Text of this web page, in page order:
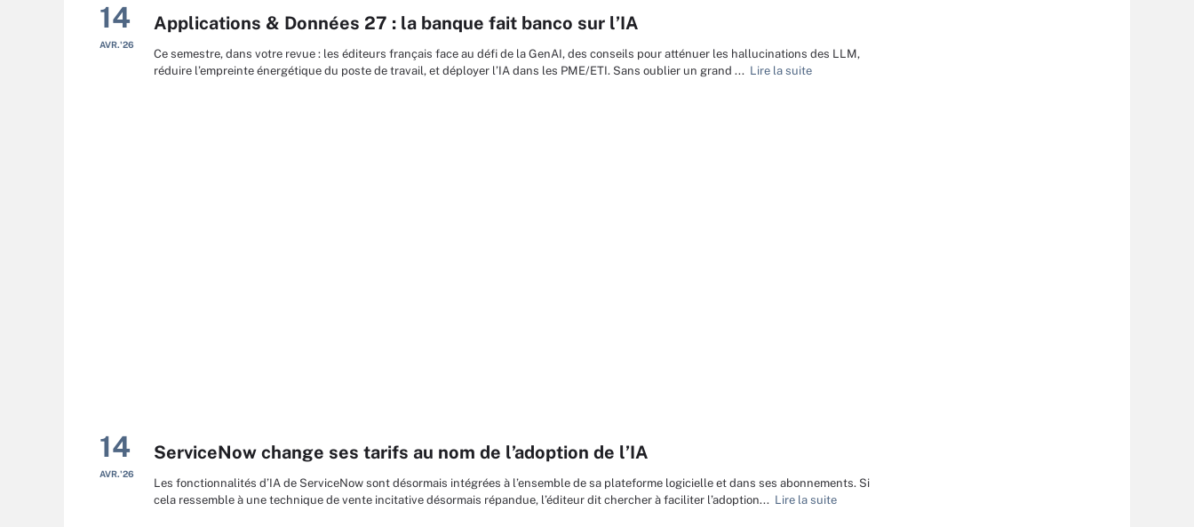
14
AVR.'26
Applications & Données 27 : la banque fait banco sur l’IA
Ce semestre, dans votre revue : les éditeurs français face au défi de la GenAI, des conseils pour atténuer les hallucinations des LLM,
réduire l’empreinte énergétique du poste de travail, et déployer l’IA dans les PME/ETI. Sans oublier un grand ... Lire la suite
14
AVR.'26
ServiceNow change ses tarifs au nom de l’adoption de l’IA
Les fonctionnalités d’IA de ServiceNow sont désormais intégrées à l’ensemble de sa plateforme logicielle et dans ses abonnements. Si
cela ressemble à une technique de vente incitative désormais répandue, l’éditeur dit chercher à faciliter l’adoption... Lire la suite